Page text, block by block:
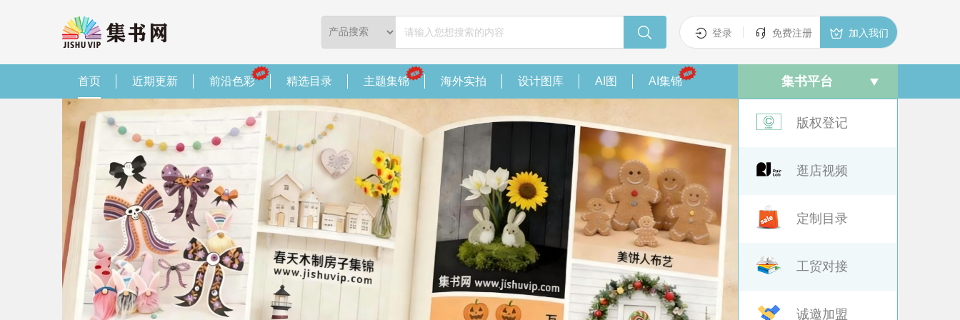
 登录  免费注册  加入我们
集书平台
版权登记
逛店视频
定制目录
工贸对接
诚邀加盟
首页 近期更新 前沿色彩 精选目录 主题集锦 海外实拍 设计图库 AI图 AI集锦